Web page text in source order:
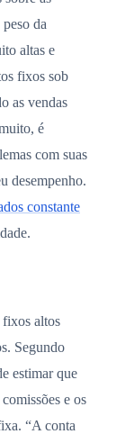
da
altas e
fixos sob
as vendas
é
com suas
desempenho.
constante
fixos altos
Segundo
estimar que
e os
“A conta